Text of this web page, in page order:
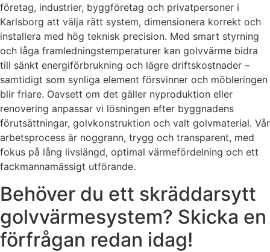
företag, industrier, byggföretag och privatpersoner i
Karlsborg att välja rätt system, dimensionera korrekt och
installera med hög teknisk precision. Med smart styrning
och låga framledningstemperaturer kan golvvärme bidra
till sänkt energiförbrukning och lägre driftskostnader –
samtidigt som synliga element försvinner och möbleringen
blir friare. Oavsett om det gäller nyproduktion eller
renovering anpassar vi lösningen efter byggnadens
förutsättningar, golvkonstruktion och valt golvmaterial. Vår
arbetsprocess är noggrann, trygg och transparent, med
fokus på lång livslängd, optimal värmefördelning och ett
fackmannamässigt utförande.
Behöver du ett skräddarsytt
golvvärmesystem? Skicka en
förfrågan redan idag!